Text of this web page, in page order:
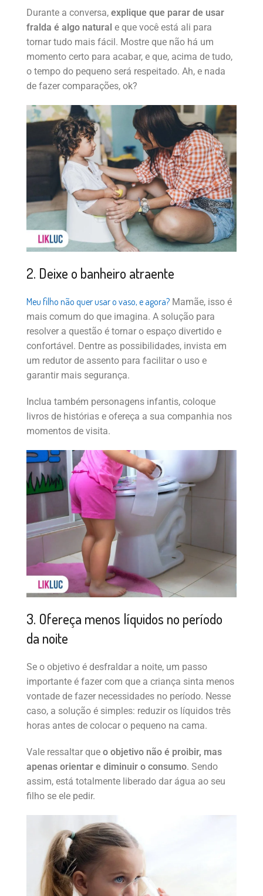
Durante a conversa, explique que parar de usar
fralda é algo natural e que você está ali para
tornar tudo mais fácil. Mostre que não há um
momento certo para acabar, e que, acima de tudo,
o tempo do pequeno será respeitado. Ah, e nada
de fazer comparações, ok?
2. Deixe o banheiro atraente
Meu filho não quer usar o vaso, e agora? Mamãe, isso é
mais comum do que imagina. A solução para
resolver a questão é tornar o espaço divertido e
confortável. Dentre as possibilidades, invista em
um redutor de assento para facilitar o uso e
garantir mais segurança.
Inclua também personagens infantis, coloque
livros de histórias e ofereça a sua companhia nos
momentos de visita.
3. Ofereça menos líquidos no período
da noite
Se o objetivo é desfraldar a noite, um passo
importante é fazer com que a criança sinta menos
vontade de fazer necessidades no período. Nesse
caso, a solução é simples: reduzir os líquidos três
horas antes de colocar o pequeno na cama.
Vale ressaltar que o objetivo não é proibir, mas
apenas orientar e diminuir o consumo. Sendo
assim, está totalmente liberado dar água ao seu
filho se ele pedir.